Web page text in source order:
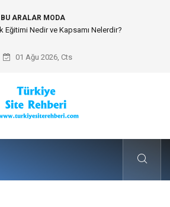
ARALAR MODA
Eğitimi Nedir ve Kapsamı Nelerdir?
01 Ağu 2026, Cts